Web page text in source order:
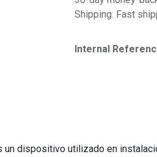
Shipping: Fast
Internal
un dispositivo utilizado en